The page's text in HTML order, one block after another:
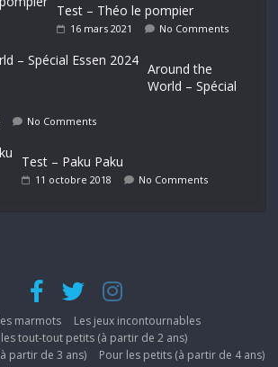
Test – Théo le pompier
16 mars 2021 No Comments
Around the
World – Spécial
No Comments
Test – Paku Paku
11 octobre 2018 No Comments
marmots
Les jeux incontournables
tout-tout petits (à partir de 2 ans)
partir de 3 ans)
Pour les petits (à partir de 4 ans)